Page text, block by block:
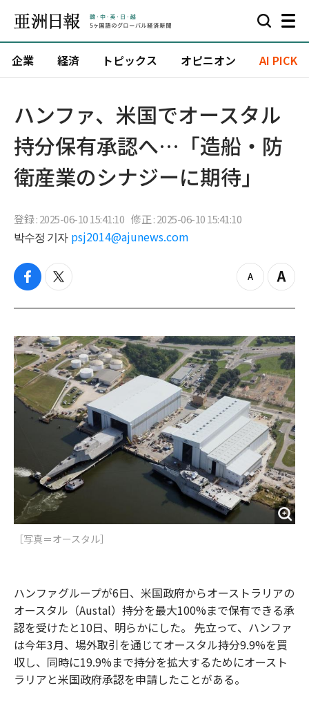
企業 経済 トピックス オピニオン AI PICK
ハンファ、米国でオースタル
持分保有承認へ…「造船・防
衛産業のシナジーに期待」
登録 : 2025-06-10 15:41:10 修正 : 2025-06-10 15:41:10
박수정 기자 psj2014@ajunews.com
f
c
b
o
o
k
t
i
t
e
r
z
o
o
u
t
Z
o
i
n
［写真＝オースタル］
ハンファグループが6日、米国政府からオーストラリアの
オースタル（Austal）持分を最大100%まで保有できる承
認を受けたと10日、明らかにした。 先立って、ハンファ
は今年3月、場外取引を通じてオースタル持分9.9%を買
収し、同時に19.9%まで持分を拡大するためにオースト
ラリアと米国政府承認を申請したことがある。